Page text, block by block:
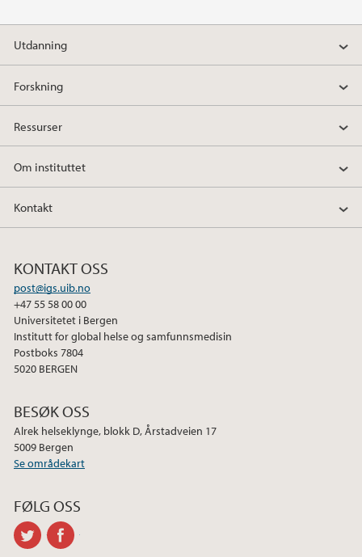
Utdanning
Forskning
Ressurser
Om instituttet
Kontakt
KONTAKT OSS
post@igs.uib.no
+47 55 58 00 00
Universitetet i Bergen
Institutt for global helse og samfunnsmedisin
Postboks 7804
5020 BERGEN
BESØK OSS
Alrek helseklynge, blokk D, Årstadveien 17
5009 Bergen
Se områdekart
FØLG OSS
twitter